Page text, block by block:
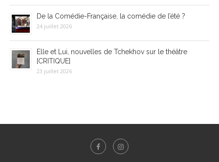
De la Comédie-Française, la comédie de l’été ?
24 juillet 2026
Elle et Lui, nouvelles de Tchekhov sur le théâtre
[CRITIQUE]
23 juillet 2026